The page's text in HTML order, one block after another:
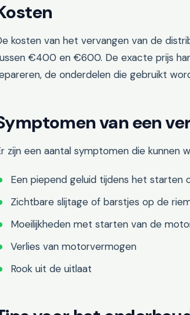
kosten van het vervangen van de
€400 en €600. De exacte prijs
de onderdelen die gebruikt
van een
zijn een aantal symptomen die kunnen
Een piepend geluid tijdens het starten
Zichtbare slijtage of barstjes op de
Moeilijkheden met starten van de
Verlies van motorvermogen
Rook uit de uitlaat